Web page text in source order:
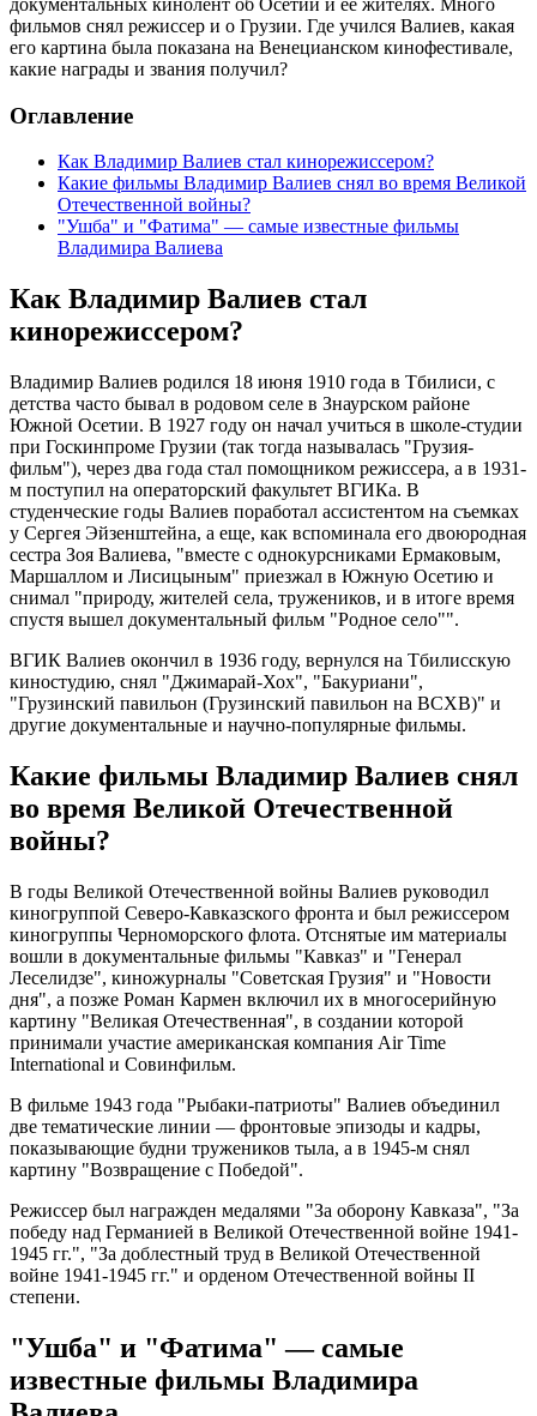
фильмов снял режиссер и о Грузии. Где учился Валиев, какая
его картина была показана на Венецианском кинофестивале,
какие награды и звания получил?
Оглавление
Как Владимир Валиев стал кинорежиссером?
Какие фильмы Владимир Валиев снял во время Великой
Отечественной войны?
"Ушба" и "Фатима" — самые известные фильмы
Владимира Валиева
Как Владимир Валиев стал
кинорежиссером?
Владимир Валиев родился 18 июня 1910 года в Тбилиси, с
детства часто бывал в родовом селе в Знаурском районе
Южной Осетии. В 1927 году он начал учиться в школе-студии
при Госкинпроме Грузии (так тогда называлась "Грузия-
фильм"), через два года стал помощником режиссера, а в 1931-
м поступил на операторский факультет ВГИКа. В
студенческие годы Валиев поработал ассистентом на съемках
у Сергея Эйзенштейна, а еще, как вспоминала его двоюродная
сестра Зоя Валиева, "вместе с однокурсниками Ермаковым,
Маршаллом и Лисицыным" приезжал в Южную Осетию и
снимал "природу, жителей села, тружеников, и в итоге время
спустя вышел документальный фильм "Родное село"".
ВГИК Валиев окончил в 1936 году, вернулся на Тбилисскую
киностудию, снял "Джимарай-Хох", "Бакуриани",
"Грузинский павильон (Грузинский павильон на ВСХВ)" и
другие документальные и научно-популярные фильмы.
Какие фильмы Владимир Валиев снял
во время Великой Отечественной
войны?
В годы Великой Отечественной войны Валиев руководил
киногруппой Северо-Кавказского фронта и был режиссером
киногруппы Черноморского флота. Отснятые им материалы
вошли в документальные фильмы "Кавказ" и "Генерал
Леселидзе", киножурналы "Советская Грузия" и "Новости
дня", а позже Роман Кармен включил их в многосерийную
картину "Великая Отечественная", в создании которой
принимали участие американская компания Air Time
International и Совинфильм.
В фильме 1943 года "Рыбаки-патриоты" Валиев объединил
две тематические линии — фронтовые эпизоды и кадры,
показывающие будни тружеников тыла, а в 1945-м снял
картину "Возвращение с Победой".
Режиссер был награжден медалями "За оборону Кавказа", "За
победу над Германией в Великой Отечественной войне 1941-
1945 гг.", "За доблестный труд в Великой Отечественной
войне 1941-1945 гг." и орденом Отечественной войны II
степени.
"Ушба" и "Фатима" — самые
известные фильмы Владимира